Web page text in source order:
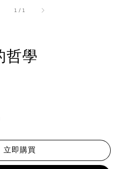
1 / 1
哲學
立即購買